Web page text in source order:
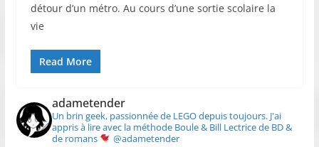
détour d’un métro. Au cours d’une sortie scolaire la
vie
Read More
adametender
Un brin geek, passionnée de LEGO depuis toujours.J'ai
appris à lire avec la méthode Boule & Bill Lectrice de BD &
de romans
@adametender